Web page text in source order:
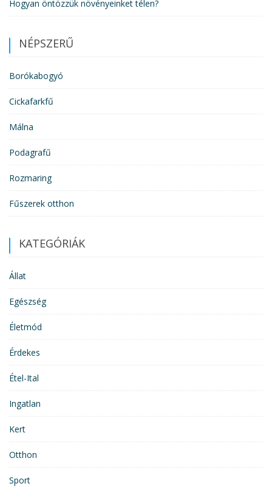
Hogyan öntözzük növényeinket télen?
NÉPSZERŰ
Borókabogyó
Cickafarkfű
Málna
Podagrafű
Rozmaring
Fűszerek otthon
KATEGÓRIÁK
Állat
Egészség
Életmód
Érdekes
Étel-Ital
Ingatlan
Kert
Otthon
Sport